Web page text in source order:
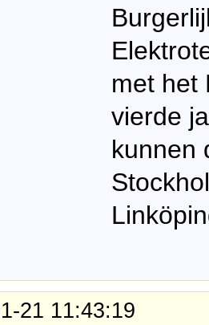
met het
vierde
kunnen
21 11:43:19